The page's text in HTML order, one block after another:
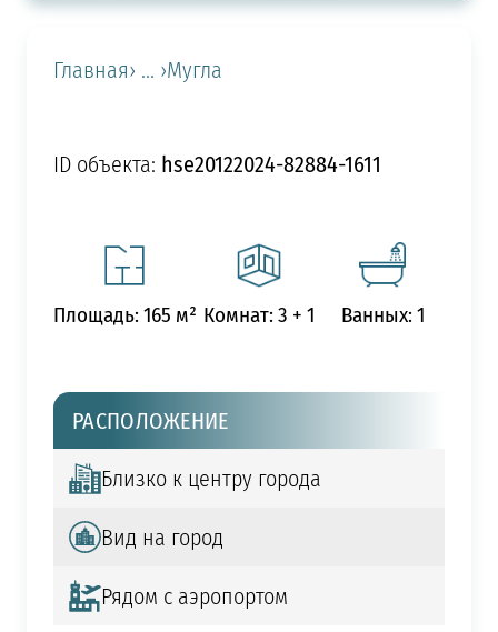
Главная› ... ›Мугла
ID объекта: hse20122024-82884-1611
Площадь: 165 м² Комнат: 3 + 1 Ванных: 1
РАСПОЛОЖЕНИЕ
Близко к центру города
Вид на город
Рядом с аэропортом